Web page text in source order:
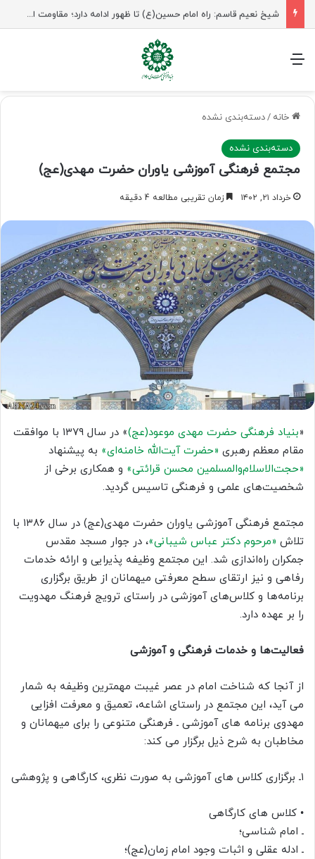
شیخ نعیم قاسم: راه امام حسین(ع) تا ظهور ادامه دارد؛ مقاومت از کربلا الهام می‌گیرد
منو
خانه /دسته‌بندی نشده
دسته‌بندی نشده
مجتمع فرهنگی آموزشی یاوران حضرت مهدی(عج)
خرداد ۲۱, ۱۴۰۲ زمان تقریبی مطالعه 4 دقیقه
«بنیاد فرهنگی حضرت مهدی موعود(عج)
» در سال ۱۳۷۹ با موافقت
مقام معظم رهبری «حضرت آیت‌الله خامنه‌ای» به پیشنهاد
«حجت‌الاسلام‌والمسلمین محسن قرائتی» و همکاری برخی از
شخصیت‌های علمی و فرهنگی تاسیس گردید.
مجتمع فرهنگی آموزشی یاوران حضرت مهدی(عج) در سال ۱۳۸۶ با
تلاش «مرحوم دکتر عباس شیبانی»، در جوار مسجد مقدس
جمکران راه‌اندازی شد. این مجتمع وظیفه پذیرایی و ارائه خدمات
رفاهی و نیز ارتقای سطح معرفتی میهمانان از طریق برگزاری
برنامه‌ها و کلاس‌های آموزشی در راستای ترویج فرهنگ مهدویت
را بر عهده دارد.
فعالیت‌ها و خدمات فرهنگی و آموزشی
از آنجا که شناخت امام در عصر غیبت مهمترین وظیفه به شمار
می آید، این مجتمع در راستای اشاعه، تعمیق و معرفت افزایی
مهدوی برنامه های آموزشی ـ فرهنگی متنوعی را برای میهمانان و
مخاطبان به شرح ذیل برگزار می کند:
۱ـ برگزاری کلاس های آموزشی به صورت نظری، کارگاهی و پژوهشی
• کلاس های کارگاهی
ـ امام شناسی؛
ـ ادله عقلی و اثبات وجود امام زمان(عج)؛